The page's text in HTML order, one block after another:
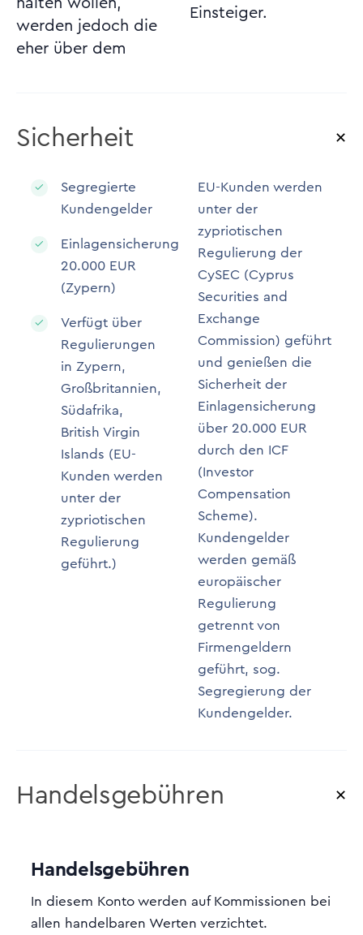
halten wollen,
werden jedoch die
eher über dem
Einsteiger.
Sicherheit
Segregierte
Kundengelder
Einlagensicherung
20.000 EUR
(Zypern)
Verfügt über
Regulierungen
in Zypern,
Großbritannien,
Südafrika,
British Virgin
Islands (EU-
Kunden werden
unter der
zypriotischen
Regulierung
geführt.)
EU-Kunden werden
unter der
zypriotischen
Regulierung der
CySEC (Cyprus
Securities and
Exchange
Commission) geführt
und genießen die
Sicherheit der
Einlagensicherung
über 20.000 EUR
durch den ICF
(Investor
Compensation
Scheme).
Kundengelder
werden gemäß
europäischer
Regulierung
getrennt von
Firmengeldern
geführt, sog.
Segregierung der
Kundengelder.
Handelsgebühren
Handelsgebühren
In diesem Konto werden auf Kommissionen bei
allen handelbaren Werten verzichtet.